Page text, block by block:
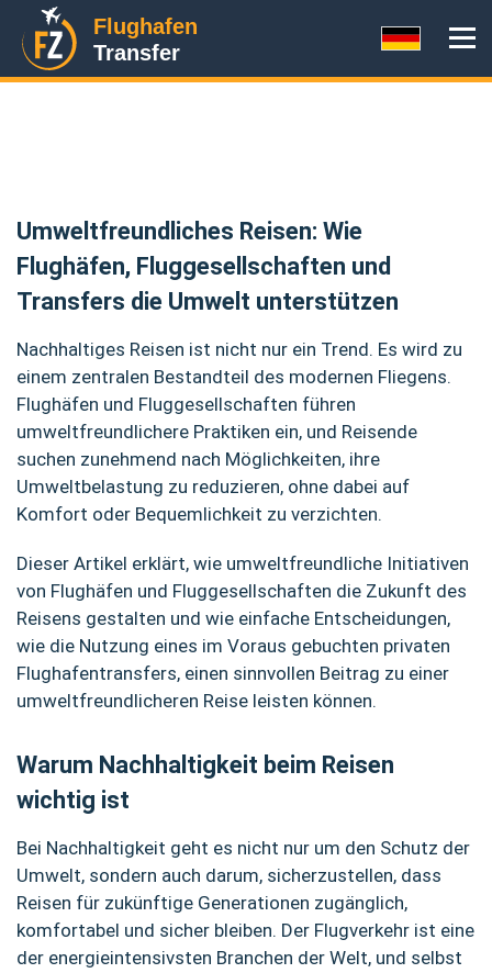
Flughafen
Transfer
Umweltfreundliches Reisen: Wie
Flughäfen, Fluggesellschaften und
Transfers die Umwelt unterstützen
Nachhaltiges Reisen ist nicht nur ein Trend. Es wird zu
einem zentralen Bestandteil des modernen Fliegens.
Flughäfen und Fluggesellschaften führen
umweltfreundlichere Praktiken ein, und Reisende
suchen zunehmend nach Möglichkeiten, ihre
Umweltbelastung zu reduzieren, ohne dabei auf
Komfort oder Bequemlichkeit zu verzichten.
Dieser Artikel erklärt, wie umweltfreundliche Initiativen
von Flughäfen und Fluggesellschaften die Zukunft des
Reisens gestalten und wie einfache Entscheidungen,
wie die Nutzung eines im Voraus gebuchten privaten
Flughafentransfers, einen sinnvollen Beitrag zu einer
umweltfreundlicheren Reise leisten können.
Warum Nachhaltigkeit beim Reisen
wichtig ist
Bei Nachhaltigkeit geht es nicht nur um den Schutz der
Umwelt, sondern auch darum, sicherzustellen, dass
Reisen für zukünftige Generationen zugänglich,
komfortabel und sicher bleiben. Der Flugverkehr ist eine
der energieintensivsten Branchen der Welt, und selbst